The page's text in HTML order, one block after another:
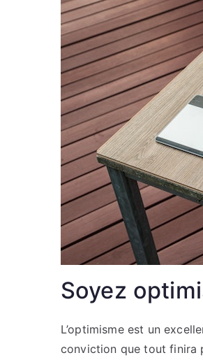
Soyez
L’optimisme est un
conviction que tout finira